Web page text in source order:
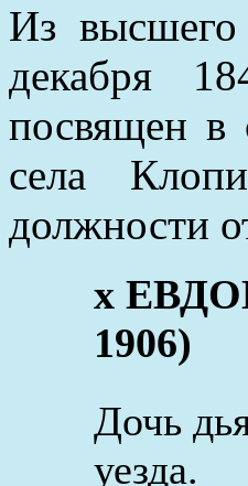
Из высшего
декабря
посвящен в
села
должности
x
1906)
Дочь
уезда.